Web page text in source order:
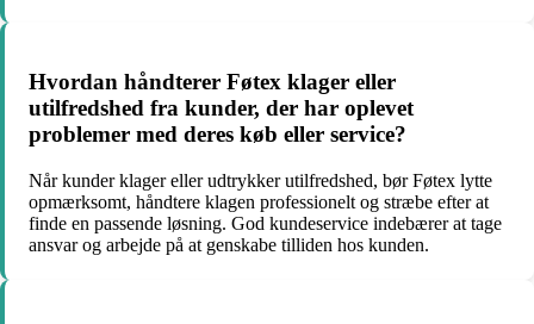
Hvordan håndterer Føtex klager eller
utilfredshed fra kunder, der har oplevet
problemer med deres køb eller service?
Når kunder klager eller udtrykker utilfredshed, bør Føtex lytte
opmærksomt, håndtere klagen professionelt og stræbe efter at
finde en passende løsning. God kundeservice indebærer at tage
ansvar og arbejde på at genskabe tilliden hos kunden.